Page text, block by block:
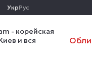
контенту
УкрРус